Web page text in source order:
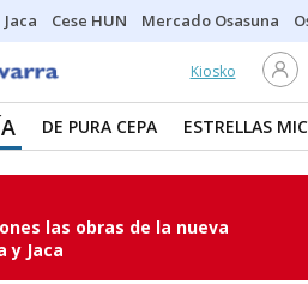
Cese HUN Mercado Osasuna
Kiosko
DE PURA CEPA ESTRELLAS
las obras de la nueva
y Jaca